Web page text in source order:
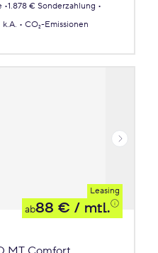
1.878 € Sonderzahlung
k.A.
CO₂-Emissionen
Leasing
ab88 € / mtl.